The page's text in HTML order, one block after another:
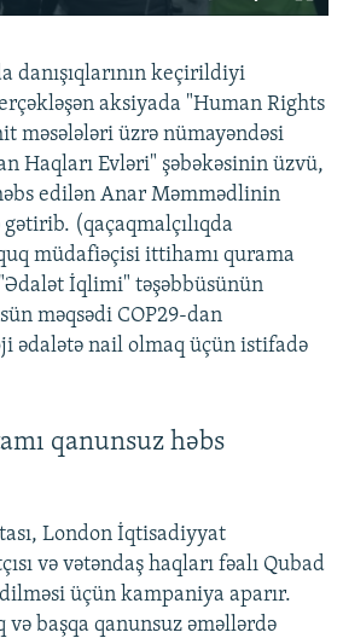
240p 360p 480p
720p 1080p
360p
480p
720p
1080p
danışıqlarının keçirildiyi
aksiyada "Human Rights
məsələləri üzrə nümayəndəsi
Haqları Evləri" şəbəkəsinin üzvü,
edilən Anar Məmmədlinin
(qaçaqmalçılıqda
müdafiəçisi ittihamı qurama
İqlimi" təşəbbüsünün
məqsədi COP29-dan
ədalətə nail olmaq üçün istifadə
qanunsuz həbs
London İqtisadiyyat
və vətəndaş haqları fəalı Qubad
üçün kampaniya aparır.
başqa qanunsuz əməllərdə